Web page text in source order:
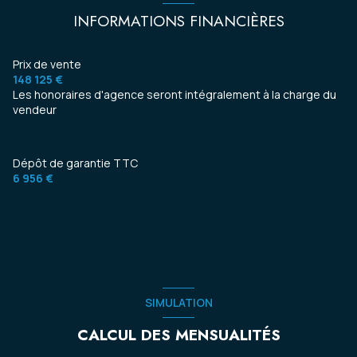
INFORMATIONS FINANCIÈRES
Prix de vente
148 125 €
Les honoraires d'agence seront intégralement à la charge du
vendeur
Dépôt de garantie TTC
6 956 €
SIMULATION
CALCUL DES MENSUALITÉS